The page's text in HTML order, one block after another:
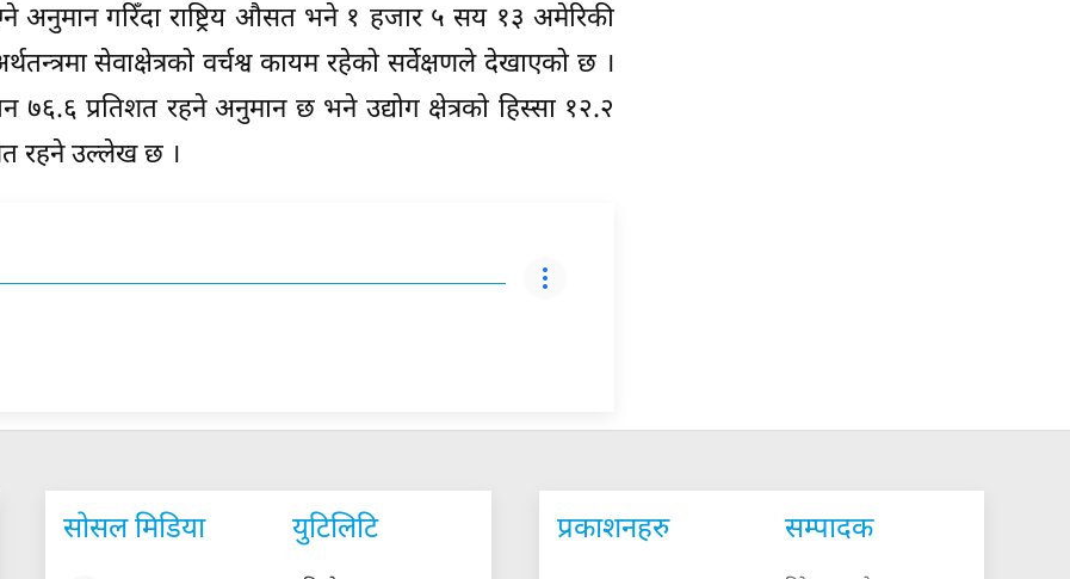
गरिँदा राष्ट्रिय औसत भने १ हजार ५ सय १३ अमेरिकी
सेवाक्षेत्रको वर्चश्व कायम रहेको सर्वेक्षणले देखाएको छ ।
७६.६ प्रतिशत रहने अनुमान छ भने उद्योग क्षेत्रको हिस्सा १२.२
रहने उल्लेख छ ।
सोसल मिडिया युटिलिटि प्रकाशनहरु सम्पादक